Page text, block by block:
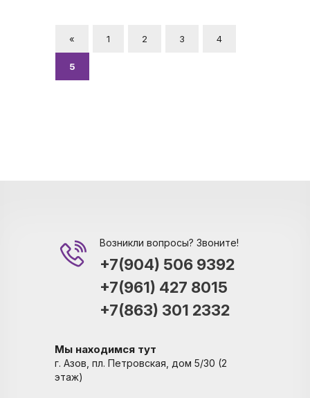
« 1 2 3 4
5
Возникли вопросы? Звоните!
+7(904) 506 9392
+7(961) 427 8015
+7(863) 301 2332
Мы находимся тут
г. Азов, пл. Петровская, дом 5/30 (2
этаж)